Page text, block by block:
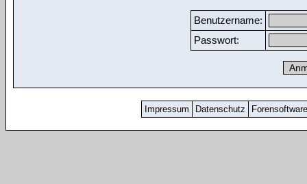
Benutzername:
Passwort:
Impressum Datenschutz